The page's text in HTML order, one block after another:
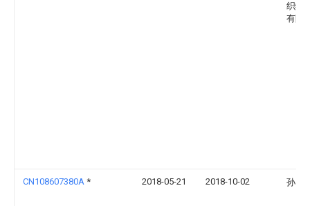
织物
有限
CN108607380A * 2018-05-21 2018-10-02 孙田